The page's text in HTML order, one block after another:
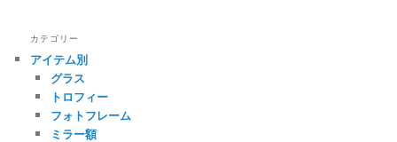
カテゴリー
アイテム別
グラス
トロフィー
フォトフレーム
ミラー額